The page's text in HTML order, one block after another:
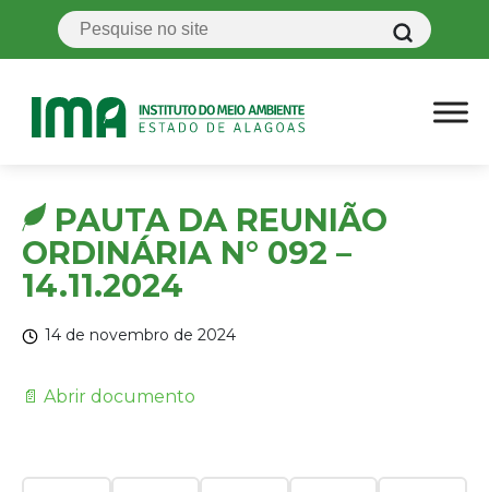
PAUTA DA REUNIÃO
ORDINÁRIA N° 092 –
14.11.2024
14 de novembro de 2024
📄 Abrir documento